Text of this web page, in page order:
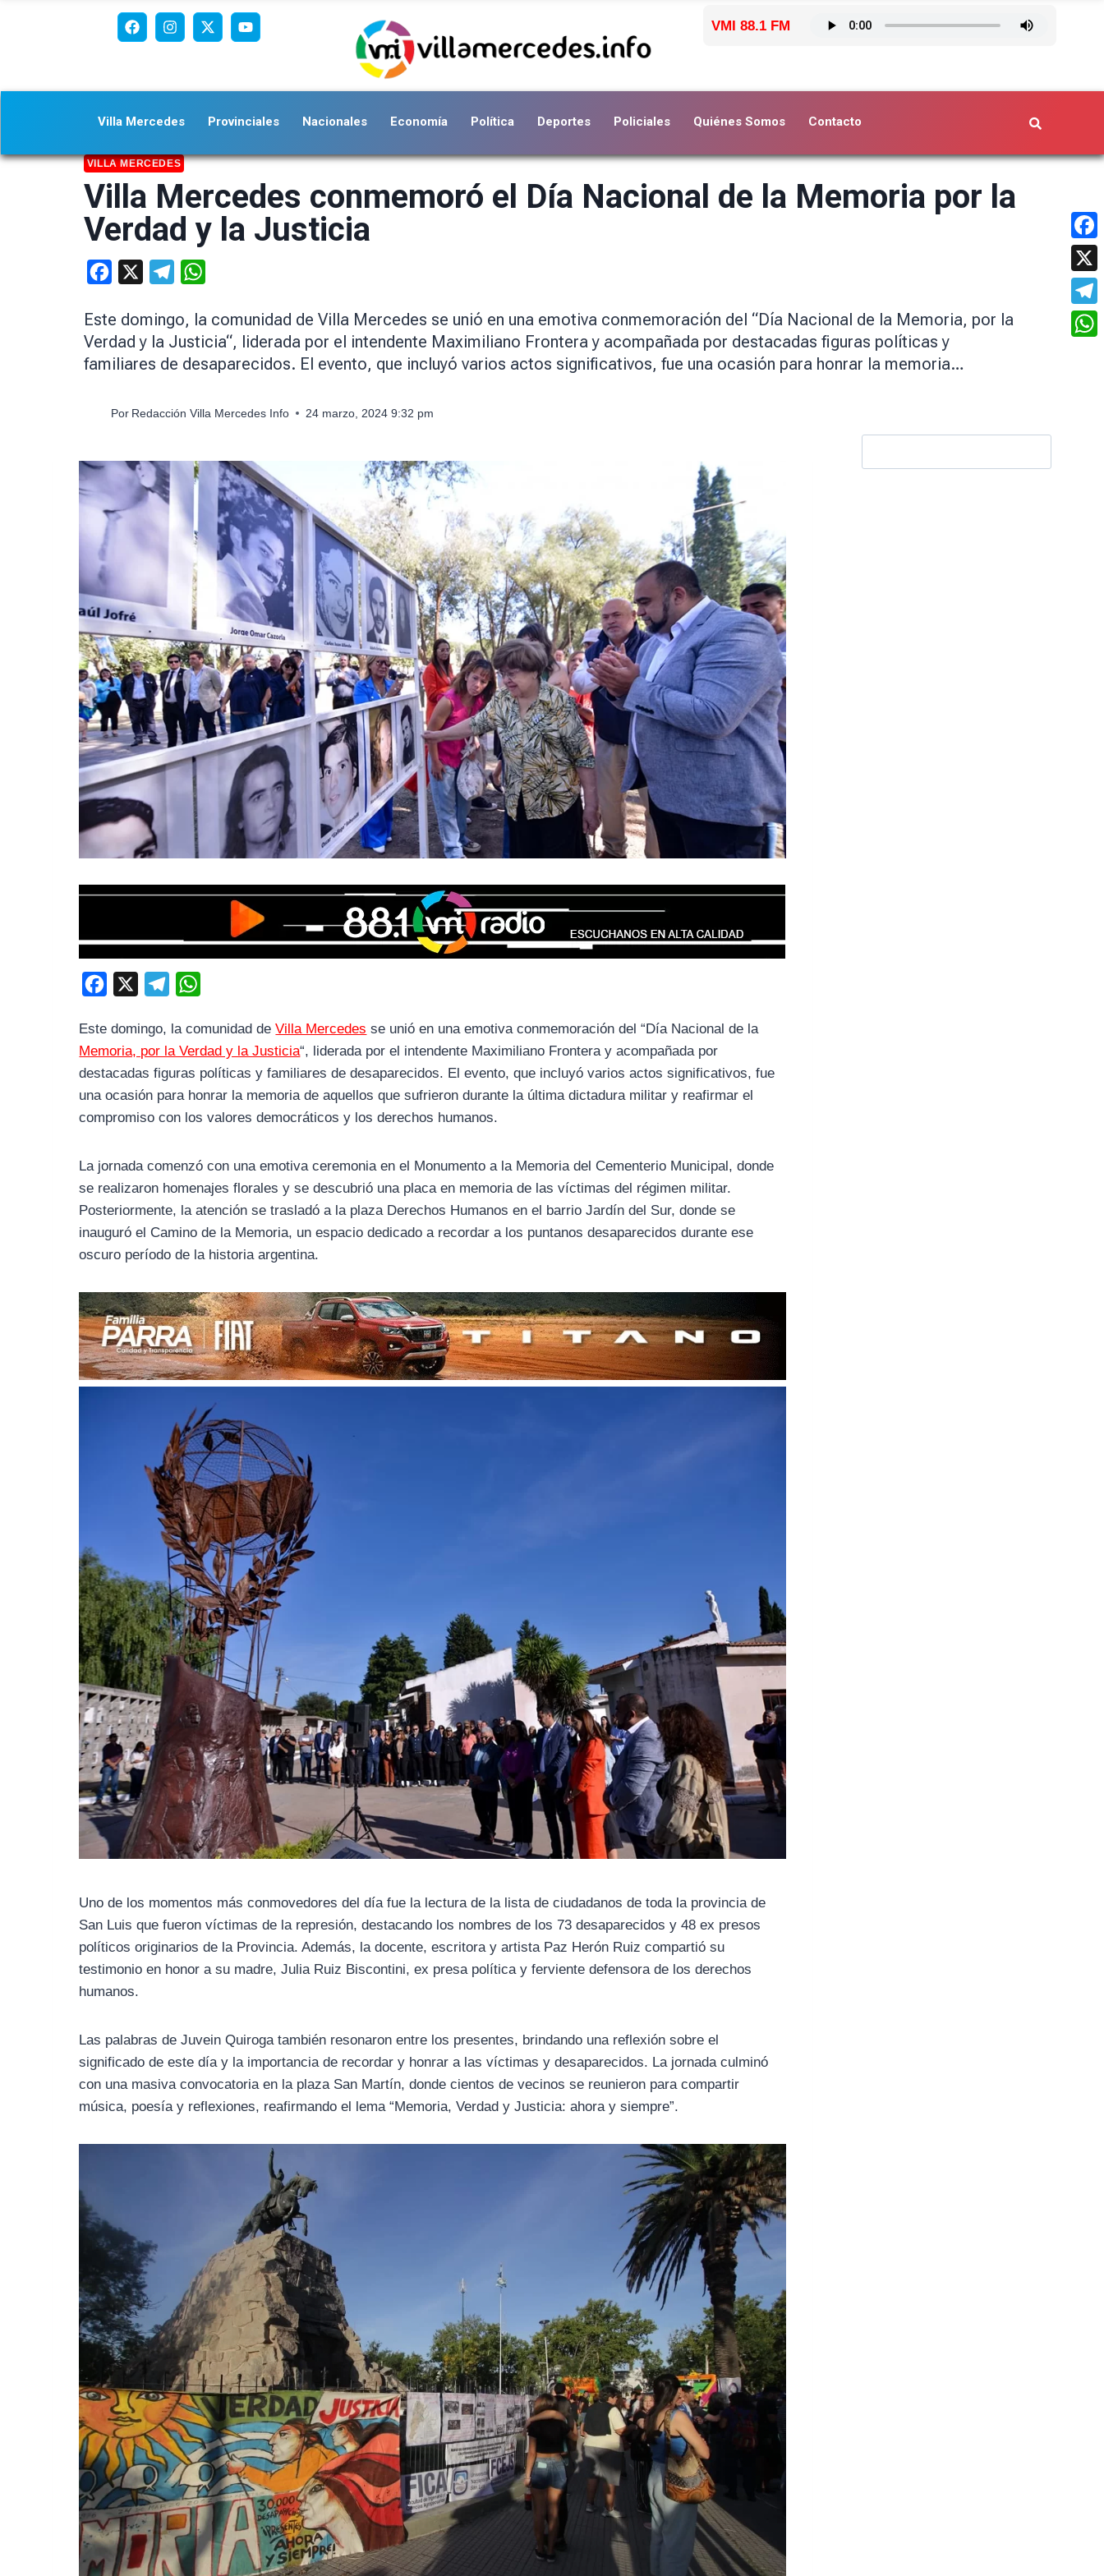
VMI 88.1 FM
Villa Mercedes Provinciales Nacionales Economía Política Deportes Policiales Quiénes Somos Contacto
VILLA MERCEDES
Villa Mercedes conmemoró el Día Nacional de la Memoria por la
Verdad y la Justicia
Facebook Telegram
Este domingo, la comunidad de Villa Mercedes se unió en una emotiva conmemoración del “Día Nacional de la Memoria, por la
Verdad y la Justicia“, liderada por el intendente Maximiliano Frontera y acompañada por destacadas figuras políticas y
familiares de desaparecidos. El evento, que incluyó varios actos significativos, fue una ocasión para honrar la memoria…
Por Redacción Villa Mercedes Info 24 marzo, 2024 9:32 pm
c
e
b
l
e
g
a
t
s
Este domingo, la comunidad deVilla Mercedes se unió en una emotiva conmemoración del “Día Nacional de la
Memoria, por la Verdad y la Justicia“, liderada por el intendente Maximiliano Frontera y acompañada por
destacadas figuras políticas y familiares de desaparecidos. El evento, que incluyó varios actos significativos, fue
una ocasión para honrar la memoria de aquellos que sufrieron durante la última dictadura militar y reafirmar el
compromiso con los valores democráticos y los derechos humanos.
La jornada comenzó con una emotiva ceremonia en el Monumento a la Memoria del Cementerio Municipal, donde
se realizaron homenajes florales y se descubrió una placa en memoria de las víctimas del régimen militar.
Posteriormente, la atención se trasladó a la plaza Derechos Humanos en el barrio Jardín del Sur, donde se
inauguró el Camino de la Memoria, un espacio dedicado a recordar a los puntanos desaparecidos durante ese
oscuro período de la historia argentina.
Uno de los momentos más conmovedores del día fue la lectura de la lista de ciudadanos de toda la provincia de
San Luis que fueron víctimas de la represión, destacando los nombres de los 73 desaparecidos y 48 ex presos
políticos originarios de la Provincia. Además, la docente, escritora y artista Paz Herón Ruiz compartió su
testimonio en honor a su madre, Julia Ruiz Biscontini, ex presa política y ferviente defensora de los derechos
humanos.
Las palabras de Juvein Quiroga también resonaron entre los presentes, brindando una reflexión sobre el
significado de este día y la importancia de recordar y honrar a las víctimas y desaparecidos. La jornada culminó
con una masiva convocatoria en la plaza San Martín, donde cientos de vecinos se reunieron para compartir
música, poesía y reflexiones, reafirmando el lema “Memoria, Verdad y Justicia: ahora y siempre”.
X